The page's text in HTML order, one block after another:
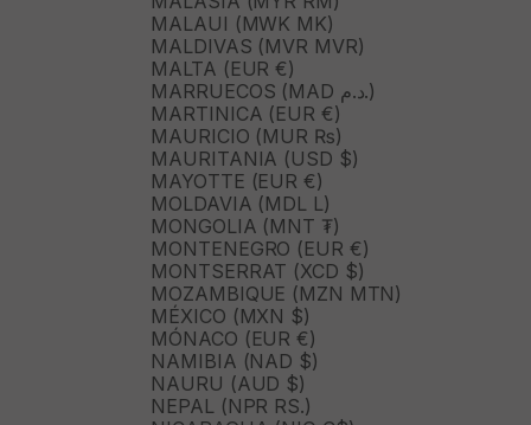
MALAUI (MWK MK)
MALDIVAS (MVR MVR)
MALTA (EUR €)
MARRUECOS (MAD د.م.)
MARTINICA (EUR €)
MAURICIO (MUR ₨)
MAURITANIA (USD $)
MAYOTTE (EUR €)
MOLDAVIA (MDL L)
MONGOLIA (MNT ₮)
MONTENEGRO (EUR €)
MONTSERRAT (XCD $)
MOZAMBIQUE (MZN MTN)
MÉXICO (MXN $)
MÓNACO (EUR €)
NAMIBIA (NAD $)
NAURU (AUD $)
NEPAL (NPR RS.)